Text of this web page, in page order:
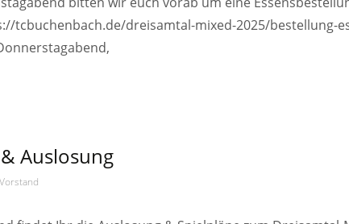
tcbuchenbach.de/dreisamtal-mixed-2025/bestellung-
Auslosung
Vorstand